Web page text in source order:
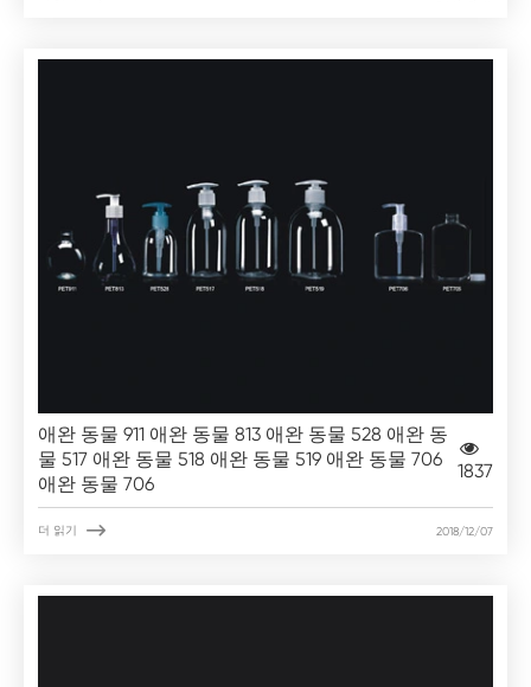
애완 동물 911 애완 동물 813 애완 동물 528 애완 동
물 517 애완 동물 518 애완 동물 519 애완 동물 706
애완 동물 706
1837
더 읽기  2018/12/07